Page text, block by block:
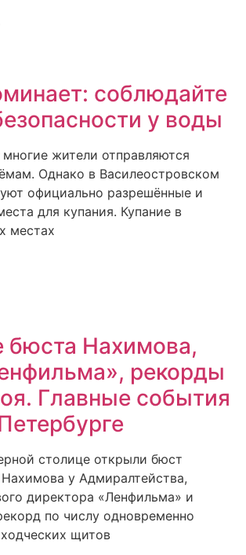
соблюдайте
у воды
жители отправляются
Однако в Василеостровском
официально разрешённые и
для купания. Купание в
местах
бюста Нахимова,
рекорды
Главные события
столице открыли бюст
у Адмиралтейства,
директора «Ленфильма» и
по числу одновременно
щитов